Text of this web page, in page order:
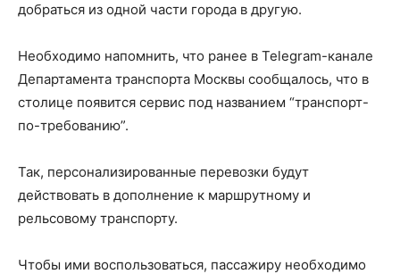
добраться из одной части города в другую.
Необходимо напомнить, что ранее в Telegram-канале
Департамента транспорта Москвы сообщалось, что в
столице появится сервис под названием “транспорт-
по-требованию”.
Так, персонализированные перевозки будут
действовать в дополнение к маршрутному и
рельсовому транспорту.
Чтобы ими воспользоваться, пассажиру необходимо